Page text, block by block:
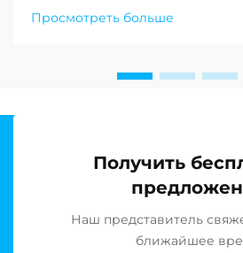
мере того как нехватка
ставить под угрозу
Просмотреть больше
Получить
Наш представитель
ближайшее